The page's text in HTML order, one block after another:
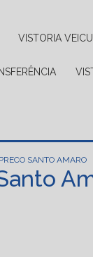
VISTORIA
SANTO AMARO